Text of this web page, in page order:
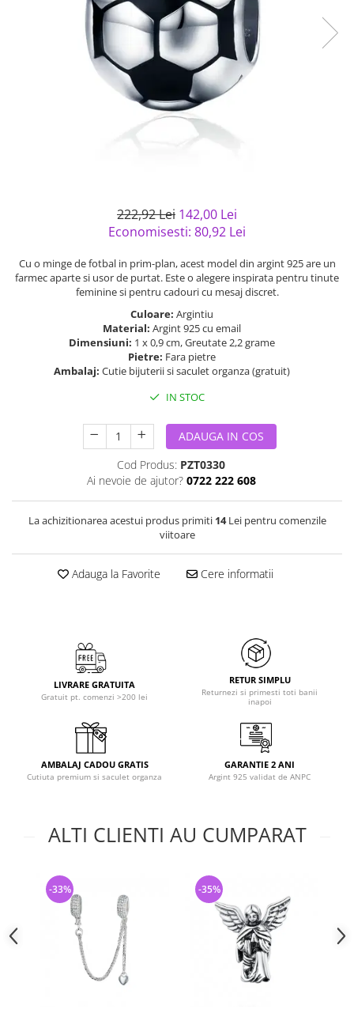
semipretioase
Bijuterii argint placat cu aur
Bijuterii argint cu diverse
Bijuterii argint cu murano
Bijuterii de Lux
Bijuterii gotice si rock
Bijuterii Handmade
Casete si cutii de bijuterii
Solutii si lavete de curatare
222,92 Lei 142,00 Lei
Economisesti: 80,92 Lei
Cu o minge de fotbal in prim-plan, acest model din argint 925 are un
farmec aparte si usor de purtat. Este o alegere inspirata pentru tinute
feminine si pentru cadouri cu mesaj discret.
Culoare: Argintiu
Material: Argint 925 cu email
Dimensiuni: 1 x 0,9 cm, Greutate 2,2 grame
Pietre: Fara pietre
Ambalaj: Cutie bijuterii si saculet organza (gratuit)
IN STOC
ADAUGA IN COS
Cod Produs: PZT0330
Ai nevoie de ajutor? 0722 222 608
La achizitionarea acestui produs primiti 14Lei pentru comenzile
viitoare
Adauga la Favorite Cere informatii
LIVRARE GRATUITA
Gratuit pt. comenzi >200 lei
RETUR SIMPLU
Returnezi si primesti toti banii
inapoi
AMBALAJ CADOU GRATIS
Cutiuta premium si saculet organza
GARANTIE 2 ANI
Argint 925 validat de ANPC
ALTI CLIENTI AU CUMPARAT
-33% -35%